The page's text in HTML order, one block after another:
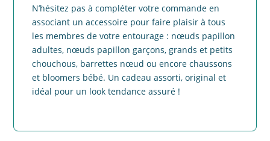
N’hésitez pas à compléter votre commande en
associant un accessoire pour faire plaisir à tous
les membres de votre entourage : nœuds papillon
adultes, nœuds papillon garçons, grands et petits
chouchous, barrettes nœud ou encore chaussons
et bloomers bébé. Un cadeau assorti, original et
idéal pour un look tendance assuré !